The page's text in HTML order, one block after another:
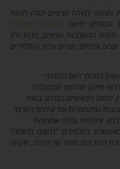
למידה טבעיים יכולה להוות
הכוללים למשל "חממות לימודיות"
המשלבות עציצים, גינות ירק
עצים ופרחים, יוצרים עבור התלמידים
במהלך היום הלימודי
רגשי וחיזוק תחושת המסוגלות
יחסים בינאישיים במרחב בטוח
שמעשירות את עולמם הפנימי
יצירתיות ובלתי אמצעיות
לתלמידים "לנשום לרווחה"
להם התנסויות של הקלה, תקווה